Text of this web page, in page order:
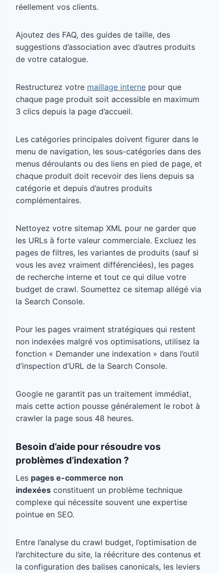
réellement vos clients.
Ajoutez des FAQ, des guides de taille, des
suggestions d’association avec d’autres produits
de votre catalogue.
Restructurez votre maillage interne pour que
chaque page produit soit accessible en maximum
3 clics depuis la page d’accueil.
Les catégories principales doivent figurer dans le
menu de navigation, les sous-catégories dans des
menus déroulants ou des liens en pied de page, et
chaque produit doit recevoir des liens depuis sa
catégorie et depuis d’autres produits
complémentaires.
Nettoyez votre sitemap XML pour ne garder que
les URLs à forte valeur commerciale. Excluez les
pages de filtres, les variantes de produits (sauf si
vous les avez vraiment différenciées), les pages
de recherche interne et tout ce qui dilue votre
budget de crawl. Soumettez ce sitemap allégé via
la Search Console.
Pour les pages vraiment stratégiques qui restent
non indexées malgré vos optimisations, utilisez la
fonction « Demander une indexation » dans l’outil
d’inspection d’URL de la Search Console.
Google ne garantit pas un traitement immédiat,
mais cette action pousse généralement le robot à
crawler la page sous 48 heures.
Besoin d’aide pour résoudre vos
problèmes d’indexation ?
Les pages e-commerce non
indexées constituent un problème technique
complexe qui nécessite souvent une expertise
pointue en SEO.
Entre l’analyse du crawl budget, l’optimisation de
l’architecture du site, la réécriture des contenus et
la configuration des balises canonicals, les leviers